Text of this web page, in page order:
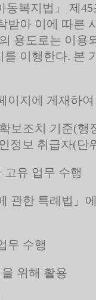
복지법」 제
아 이에 따른
용도로는 이
이행한다.
지에 게재하
조치 기준(행
정보 취급자(단
유 업무 수행
관한 특례법
무 수행
위해 활용